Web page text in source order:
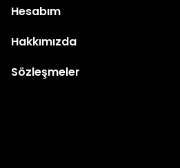
Hesabım
Hakkımızda
Sözleşmeler